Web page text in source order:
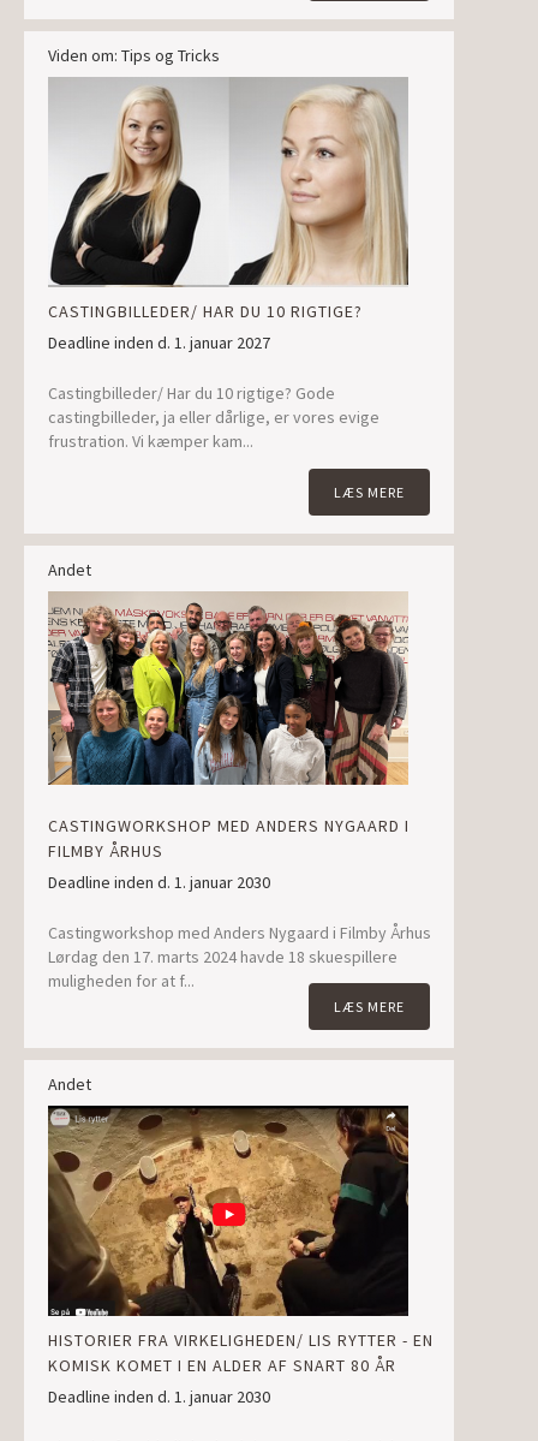
Viden om: Tips og Tricks
CASTINGBILLEDER/ HAR DU 10 RIGTIGE?
Deadline inden d. 1. januar 2027
Castingbilleder/ Har du 10 rigtige? Gode
castingbilleder, ja eller dårlige, er vores evige
frustration. Vi kæmper kam...
LÆS MERE
Andet
CASTINGWORKSHOP MED ANDERS NYGAARD I
FILMBY ÅRHUS
Deadline inden d. 1. januar 2030
Castingworkshop med Anders Nygaard i Filmby Århus
Lørdag den 17. marts 2024 havde 18 skuespillere
muligheden for at f...
LÆS MERE
Andet
HISTORIER FRA VIRKELIGHEDEN/ LIS RYTTER - EN
KOMISK KOMET I EN ALDER AF SNART 80 ÅR
Deadline inden d. 1. januar 2030